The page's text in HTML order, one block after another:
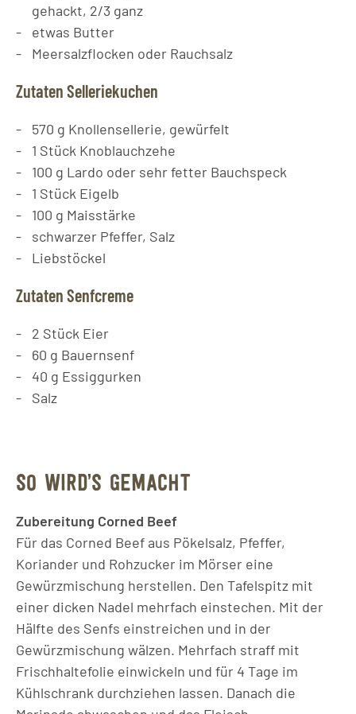
gehackt, 2/3 ganz
etwas Butter
Meersalzflocken oder Rauchsalz
Zutaten Selleriekuchen
570 g Knollensellerie, gewürfelt
1 Stück Knoblauchzehe
100 g Lardo oder sehr fetter Bauchspeck
1 Stück Eigelb
100 g Maisstärke
schwarzer Pfeffer, Salz
Liebstöckel
Zutaten Senfcreme
2 Stück Eier
60 g Bauernsenf
40 g Essiggurken
Salz
SO WIRD’S GEMACHT
Zubereitung Corned Beef
Für das Corned Beef aus Pökelsalz, Pfeffer,
Koriander und Rohzucker im Mörser eine
Gewürzmischung herstellen. Den Tafelspitz mit
einer dicken Nadel mehrfach einstechen. Mit der
Hälfte des Senfs einstreichen und in der
Gewürzmischung wälzen. Mehrfach straff mit
Frischhaltefolie einwickeln und für 4 Tage im
Kühlschrank durchziehen lassen. Danach die